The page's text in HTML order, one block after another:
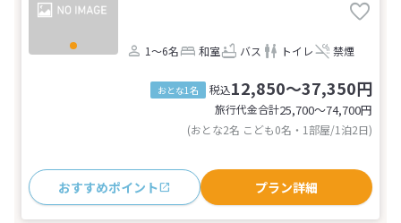
1～6名 和室 バス トイレ 禁煙
おとな1名 税込12,850～37,350円
旅行代金合計25,700〜74,700円
(おとな2名 こども0名・1部屋/1泊2日)
おすすめポイント プラン詳細